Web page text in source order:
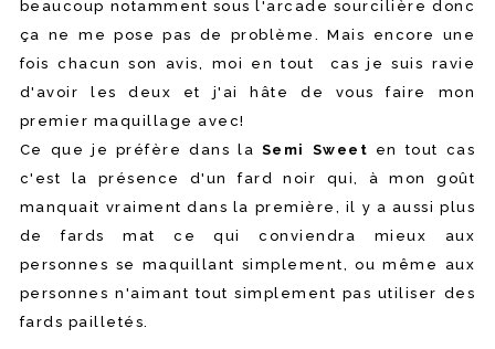
beaucoup notamment sous l'arcade sourcilière donc
ça ne me pose pas de problème. Mais encore une
fois chacun son avis, moi en tout cas je suis ravie
d'avoir les deux et j'ai hâte de vous faire mon
premier maquillage avec!
Ce que je préfère dans la Semi Sweet en tout cas
c'est la présence d'un fard noir qui, à mon goût
manquait vraiment dans la première, il y a aussi plus
de fards mat ce qui conviendra mieux aux
personnes se maquillant simplement, ou même aux
personnes n'aimant tout simplement pas utiliser des
fards pailletés.